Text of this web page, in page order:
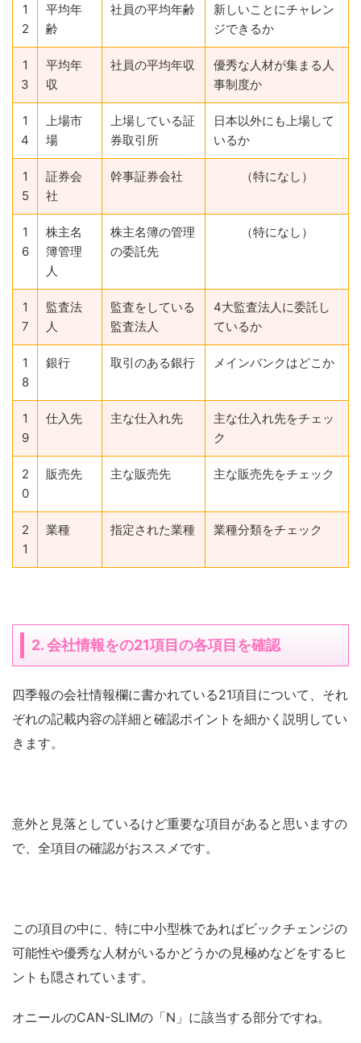
1
2
平均年
齢
社員の平均年齢
新しいことにチャレン
ジできるか
1
3
平均年
収
社員の平均年収
優秀な人材が集まる人
事制度か
1
4
上場市
場
上場している証
券取引所
日本以外にも上場して
いるか
1
5
証券会
社
幹事証券会社 （特になし）
1
6
株主名
簿管理
人
株主名簿の管理
の委託先
（特になし）
1
7
監査法
人
監査をしている
監査法人
4大監査法人に委託し
ているか
1
8
銀行 取引のある銀行 メインバンクはどこか
1
9
仕入先 主な仕入れ先
主な仕入れ先をチェッ
ク
2
0
販売先 主な販売先 主な販売先をチェック
2
1
業種 指定された業種 業種分類をチェック
2. 会社情報をの21項目の各項目を確認
四季報の会社情報欄に書かれている21項目について、それ
ぞれの記載内容の詳細と確認ポイントを細かく説明してい
きます。
意外と見落としているけど重要な項目があると思いますの
で、全項目の確認がおススメです。
この項目の中に、特に中小型株であればビックチェンジの
可能性や優秀な人材がいるかどうかの見極めなどをするヒ
ントも隠されています。
オニールのCAN-SLIMの「N」に該当する部分ですね。